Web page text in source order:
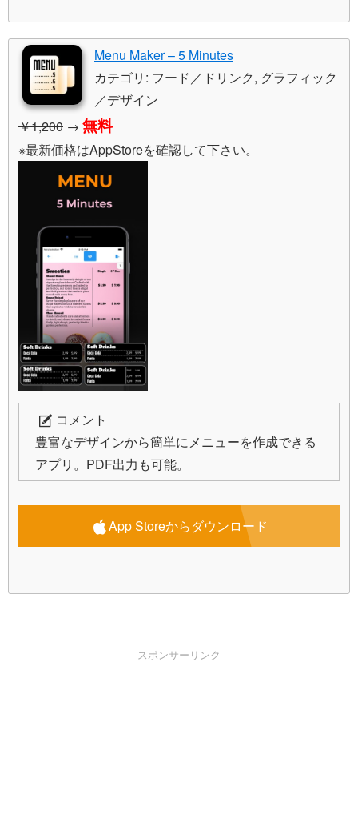
Menu Maker – 5 Minutes
カテゴリ: フード／ドリンク, グラフィック
／デザイン
￥1,200 → 無料
※最新価格はAppStoreを確認して下さい。
コメント
豊富なデザインから簡単にメニューを作成できる
アプリ。PDF出力も可能。
App Storeからダウンロード
スポンサーリンク